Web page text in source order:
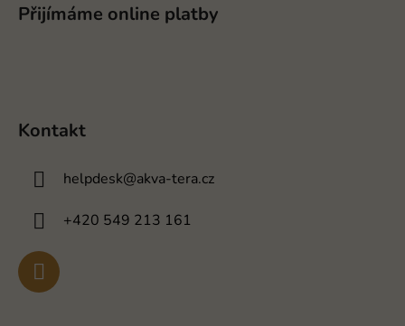
Přijímáme online platby
Kontakt
helpdesk@akva-tera.cz
+420 549 213 161